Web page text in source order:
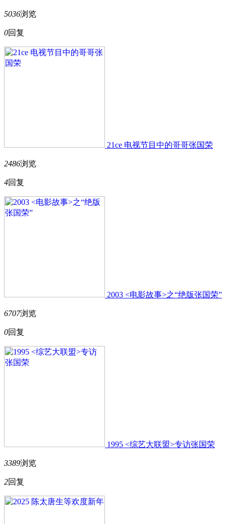
5036浏览
0回复
21ce 电视节目中的哥哥张国荣
2486浏览
4回复
2003 <电影故事>之“绝版张国荣”
6707浏览
0回复
1995 <综艺大联盟>专访张国荣
3389浏览
2回复